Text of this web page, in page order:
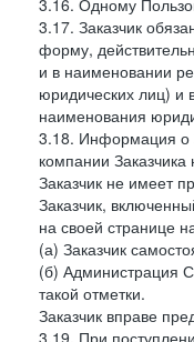
3.16. Одному
3.17. Заказчик
форму,
и в наименовании
юридических лиц) и
наименования
3.18. Информация о
компании
Заказчик не имеет
Заказчик,
на своей странице
(а) Заказчик
(б) Администрация
такой отметки.
Заказчик вправе
3.19. При